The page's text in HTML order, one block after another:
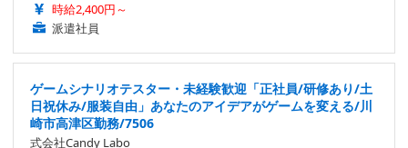
時給2,400円～
派遣社員
ゲームシナリオテスター・未経験歓迎「正社員/研修あり/土
日祝休み/服装自由」あなたのアイデアがゲームを変える/川
崎市高津区勤務/7506
式会社Candy Labo